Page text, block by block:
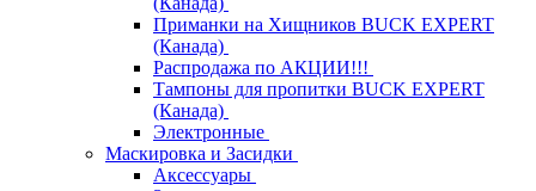
Приманки на Хищников BUCK EXPERT
(Канада)
Распродажа по АКЦИИ!!!
Тампоны для пропитки BUCK EXPERT
(Канада)
Электронные
Маскировка и Засидки
Аксессуары